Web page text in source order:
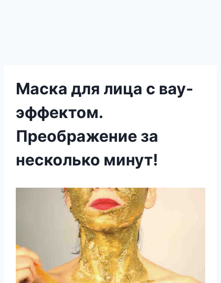
Маска для лица с вау-
эффектом.
Преображение за
несколько минут!